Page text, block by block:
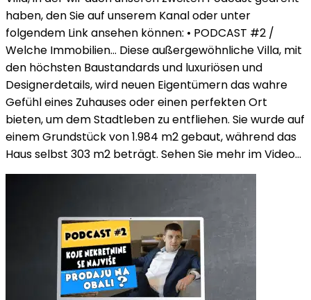
haben, den Sie auf unserem Kanal oder unter
folgendem Link ansehen können: • PODCAST #2 /
Welche Immobilien... Diese außergewöhnliche Villa, mit
den höchsten Baustandards und luxuriösen und
Designerdetails, wird neuen Eigentümern das wahre
Gefühl eines Zuhauses oder einen perfekten Ort
bieten, um dem Stadtleben zu entfliehen. Sie wurde auf
einem Grundstück von 1.984 m2 gebaut, während das
Haus selbst 303 m2 beträgt. Sehen Sie mehr im Video...